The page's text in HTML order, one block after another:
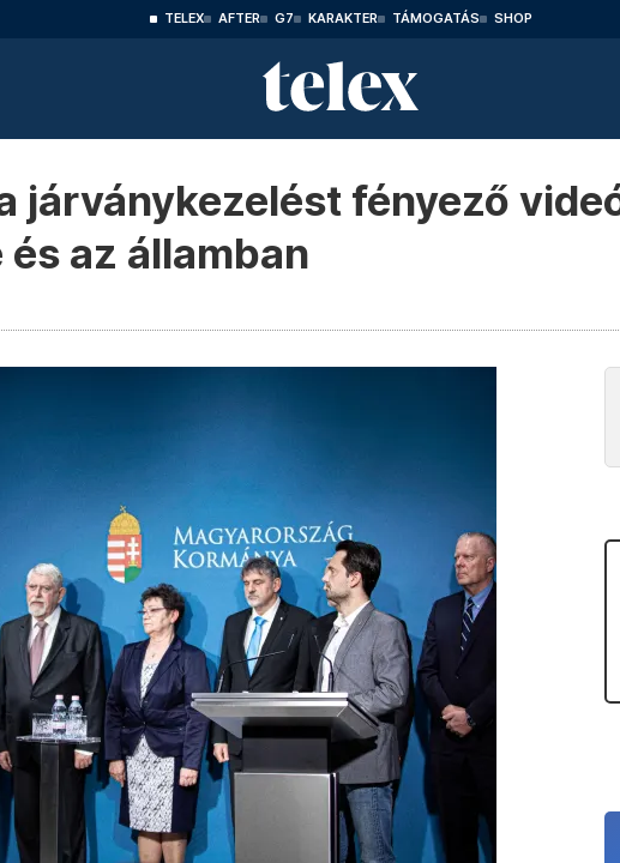
TELEX AFTER G7 KARAKTER TÁMOGATÁS SHOP
járványkezelést fényező
az államban